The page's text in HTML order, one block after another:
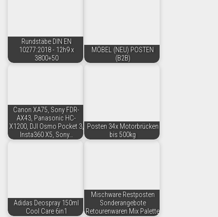
Rundstäbe DIN EN
10277:2018 - 12h9 x
3800+50
MÖBEL (NEU) POSTEN
(B2B)
Canon XA75, Sony FDR-
AX43, Panasonic HC-
X1200, DJI Osmo Pocket 3,
Insta360 X5, Sony…
Posten 34x Motorbrücken
bis 500kg
Adidas Deospray 150ml
Cool Care 6in1
Mischware Restposten
Sonderangebote
Retourenwaren Mix Palette